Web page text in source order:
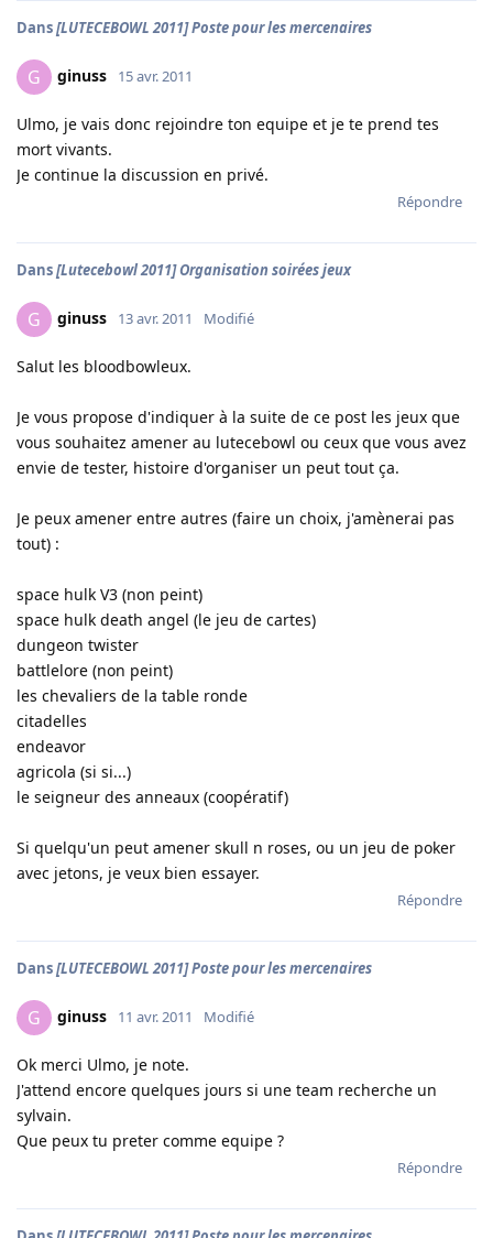
Dans[LUTECEBOWL 2011] Poste pour les mercenaires
G ginuss 15 avr. 2011
Ulmo, je vais donc rejoindre ton equipe et je te prend tes
mort vivants.
Je continue la discussion en privé.
Répondre
Dans[Lutecebowl 2011] Organisation soirées jeux
G ginuss 13 avr. 2011 Modifié
Salut les bloodbowleux.
Je vous propose d'indiquer à la suite de ce post les jeux que
vous souhaitez amener au lutecebowl ou ceux que vous avez
envie de tester, histoire d'organiser un peut tout ça.
Je peux amener entre autres (faire un choix, j'amènerai pas
tout) :
space hulk V3 (non peint)
space hulk death angel (le jeu de cartes)
dungeon twister
battlelore (non peint)
les chevaliers de la table ronde
citadelles
endeavor
agricola (si si...)
le seigneur des anneaux (coopératif)
Si quelqu'un peut amener skull n roses, ou un jeu de poker
avec jetons, je veux bien essayer.
Répondre
Dans[LUTECEBOWL 2011] Poste pour les mercenaires
G ginuss 11 avr. 2011 Modifié
Ok merci Ulmo, je note.
J'attend encore quelques jours si une team recherche un
sylvain.
Que peux tu preter comme equipe ?
Répondre